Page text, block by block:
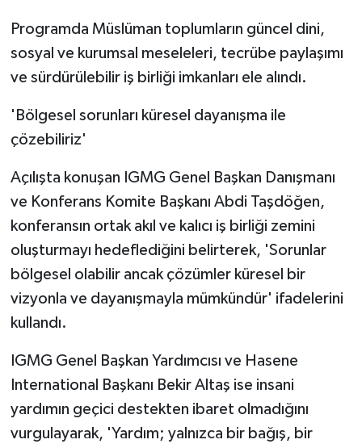
Programda Müslüman toplumların güncel dini,
sosyal ve kurumsal meseleleri, tecrübe paylaşımı
ve sürdürülebilir iş birliği imkanları ele alındı.
'Bölgesel sorunları küresel dayanışma ile
çözebiliriz'
Açılışta konuşan IGMG Genel Başkan Danışmanı
ve Konferans Komite Başkanı Abdi Taşdöğen,
konferansın ortak akıl ve kalıcı iş birliği zemini
oluşturmayı hedeflediğini belirterek, 'Sorunlar
bölgesel olabilir ancak çözümler küresel bir
vizyonla ve dayanışmayla mümkündür' ifadelerini
kullandı.
IGMG Genel Başkan Yardımcısı ve Hasene
International Başkanı Bekir Altaş ise insani
yardımın geçici destekten ibaret olmadığını
vurgulayarak, 'Yardım; yalnızca bir bağış, bir